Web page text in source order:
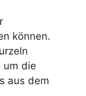
können.
um die
aus dem